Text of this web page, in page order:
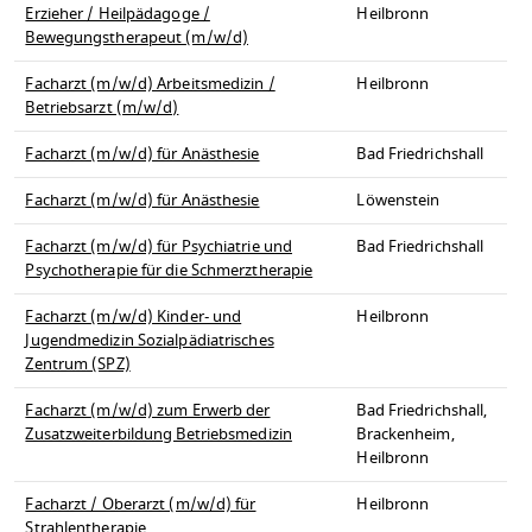
Erzieher / Heilpädagoge /
Bewegungstherapeut (m/w/d)
Heilbronn
Facharzt (m/w/d) Arbeitsmedizin /
Betriebsarzt (m/w/d)
Heilbronn
Facharzt (m/w/d) für Anästhesie
Bad Friedrichshall
Facharzt (m/w/d) für Anästhesie
Löwenstein
Facharzt (m/w/d) für Psychiatrie und
Psychotherapie für die Schmerztherapie
Bad Friedrichshall
Facharzt (m/w/d) Kinder- und
Jugendmedizin Sozialpädiatrisches
Zentrum (SPZ)
Heilbronn
Facharzt (m/w/d) zum Erwerb der
Zusatzweiterbildung Betriebsmedizin
Bad Friedrichshall,
Brackenheim,
Heilbronn
Facharzt / Oberarzt (m/w/d) für
Heilbronn